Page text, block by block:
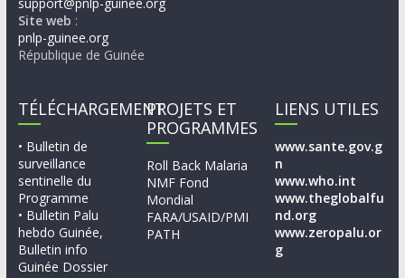
Site web :
pnlp-guinee.org
République de Guinée
TÉLÉCHARGEMENT
• Bulletin de
surveillance
sentinelle du
Programme
• Bulletin Palu
hebdo Guinée,
Bulletin info
Guinée Dossier
PROJETS ET
PROGRAMMES
Roll Back Malaria
NMF Fond
Mondial
FARA/USAID/PMI
PATH
LIENS UTILES
www.sante.gov.g
n
www.who.int
www.theglobalfu
nd.org
www.zeropalu.or
g